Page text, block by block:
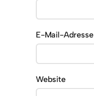
E-Mail-Adresse
Website